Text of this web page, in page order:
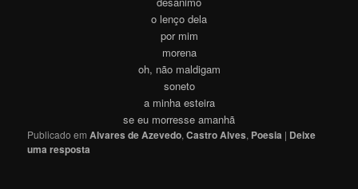
o lenço dela
por mim
morena
oh, não maldigam
soneto
a minha esteira
se eu morresse amanhã
Publicado em Alvares de Azevedo,Castro Alves, Poesia | Deixe
uma resposta